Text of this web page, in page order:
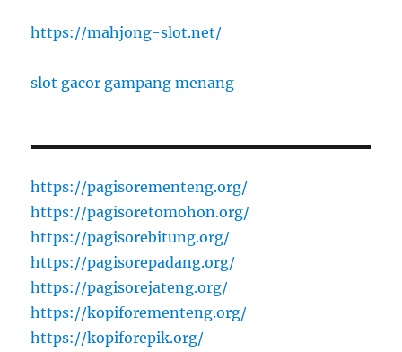
https://mahjong-slot.net/
slot gacor gampang menang
https://pagisorementeng.org/
https://pagisoretomohon.org/
https://pagisorebitung.org/
https://pagisorepadang.org/
https://pagisorejateng.org/
https://kopiforementeng.org/
https://kopiforepik.org/